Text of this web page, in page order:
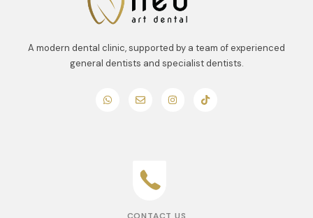
A modern dental clinic, supported by a team of experienced
general dentists and specialist dentists.